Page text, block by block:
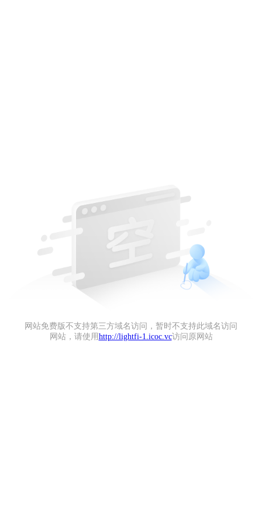
网站免费版不支持第三方域名访问，暂时不支持此域名访问
网站，请使用 http://lightfi-1.icoc.vc访问原网站